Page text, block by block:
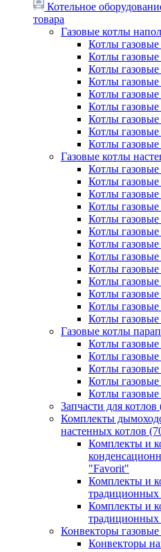
Котельное
товара
Газовые котлы
Котлы
Котлы
Котлы
Котлы
Котлы
Котлы
Котлы
Котлы
Котлы
Газовые котлы
Котлы
Котлы
Котлы
Котлы
Котлы
Котлы
Котлы
Котлы
Котлы
Котлы
Котлы
Котлы
Котлы
Газовые котлы
Котлы
Котлы
Котлы
Котлы
Котлы
Запчасти для котлов
Комплекты
настенных котлов
Комплекты и
"Favorit"
Комплекты и
традиционных
Комплекты и
традиционных
Конвекторы газовые
Конвекторы